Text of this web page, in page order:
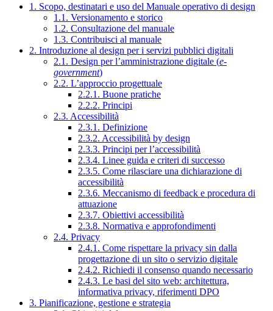
1. Scopo, destinatari e uso del Manuale operativo di design
1.1. Versionamento e storico
1.2. Consultazione del manuale
1.3. Contribuisci al manuale
2. Introduzione al design per i servizi pubblici digitali
2.1. Design per l’amministrazione digitale (e-
government)
2.2. L’approccio progettuale
2.2.1. Buone pratiche
2.2.2. Principi
2.3. Accessibilità
2.3.1. Definizione
2.3.2. Accessibilità by design
2.3.3. Principi per l’accessibilità
2.3.4. Linee guida e criteri di successo
2.3.5. Come rilasciare una dichiarazione di
accessibilità
2.3.6. Meccanismo di feedback e procedura di
attuazione
2.3.7. Obiettivi accessibilità
2.3.8. Normativa e approfondimenti
2.4. Privacy
2.4.1. Come rispettare la privacy sin dalla
progettazione di un sito o servizio digitale
2.4.2. Richiedi il consenso quando necessario
2.4.3. Le basi del sito web: architettura,
informativa privacy, riferimenti DPO
3. Pianificazione, gestione e strategia